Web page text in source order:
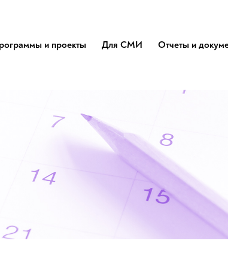
и проекты Для СМИ Отчеты и